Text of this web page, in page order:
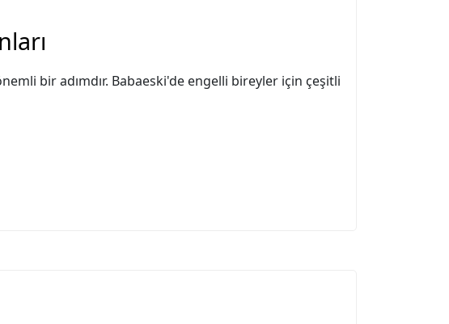
bir adımdır. Babaeski'de engelli bireyler için çeşitli